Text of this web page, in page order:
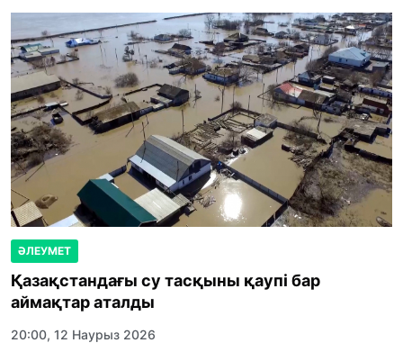
ӘЛЕУМЕТ
Қазақстандағы су тасқыны қаупі бар
аймақтар аталды
20:00, 12 Наурыз 2026